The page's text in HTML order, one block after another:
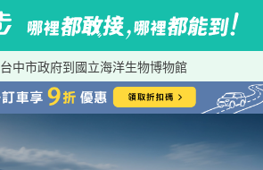
台中市政府到國立海洋生物博物館